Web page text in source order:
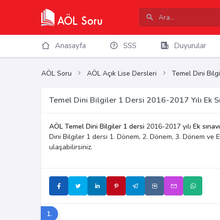
Anasayfa SSS Duyurular
AÖL Soru AÖL Açık Lise Dersleri Temel Dini
Temel Dini Bilgiler 1 Dersi 2016-2017 Yılı Ek
AÖL Temel Dini Bilgiler 1 dersi 2016-2017 yılı Ek sınavı
Dini Bilgiler 1 dersi 1. Dönem, 2. Dönem, 3. Dönem ve
ulaşabilirsiniz.
1.